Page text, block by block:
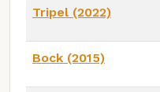
Tripel (2022)
Bock (2015)